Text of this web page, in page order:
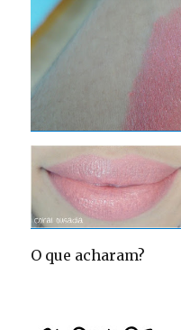
O que acharam?